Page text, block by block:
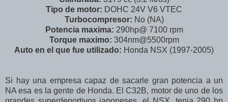
Tipo de motor: DOHC 24V V6 VTEC
Turbocompresor: No (NA)
Potencia maxima: 290hp@ 7100 rpm
Torque maximo: 304nm@5500rpm
Auto en el que fue utilizado: Honda NSX (1997-2005)
Si hay una empresa capaz de sacarle gran potencia a un
NA esa es la gente de Honda. El C32B, motor de uno de los